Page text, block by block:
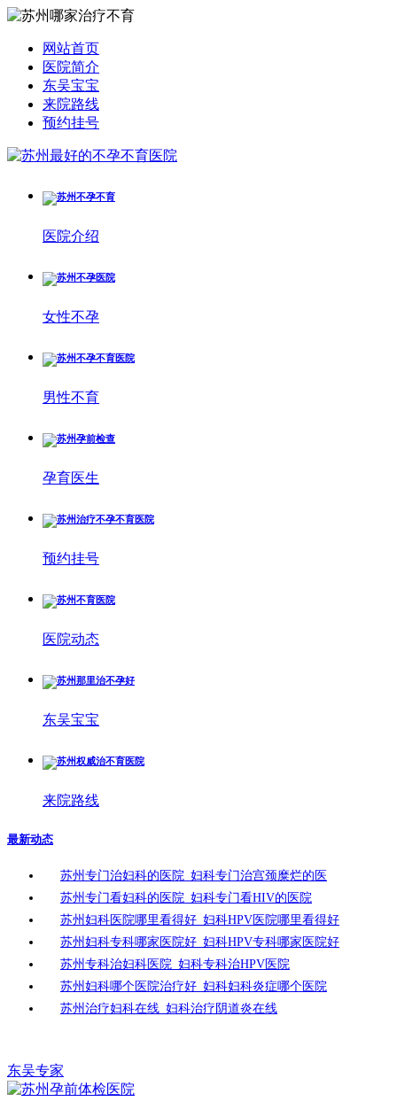
网站首页
医院简介
东吴宝宝
来院路线
预约挂号
医院介绍
女性不孕
男性不育
孕育医生
预约挂号
医院动态
东吴宝宝
来院路线
最新动态
苏州专门治妇科的医院_妇科专门治宫颈糜烂的医
苏州专门看妇科的医院_妇科专门看HIV的医院
苏州妇科医院哪里看得好_妇科HPV医院哪里看得好
苏州妇科专科哪家医院好_妇科HPV专科哪家医院好
苏州专科治妇科医院_妇科专科治HPV医院
苏州妇科哪个医院治疗好_妇科妇科炎症哪个医院
苏州治疗妇科在线_妇科治疗阴道炎在线
东吴专家